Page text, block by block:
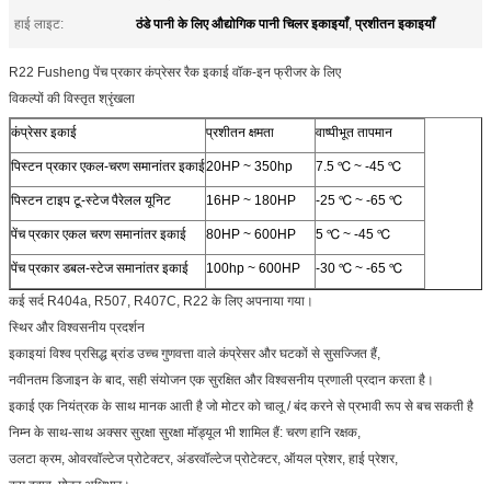
हाई लाइट:
ठंडे पानी के लिए औद्योगिक पानी चिलर इकाइयाँ,प्रशीतन इकाइयाँ
R22 Fusheng पेंच प्रकार कंप्रेसर रैक इकाई वॉक-इन फ्रीजर के लिए
विकल्पों की विस्तृत श्रृंखला
कंप्रेसर इकाई प्रशीतन क्षमता वाष्पीभूत तापमान
पिस्टन प्रकार एकल-चरण समानांतर इकाई20HP ~ 350hp 7.5 ℃ ~ -45 ℃
पिस्टन टाइप टू-स्टेज पैरेलल यूनिट 16HP ~ 180HP -25 ℃ ~ -65 ℃
पेंच प्रकार एकल चरण समानांतर इकाई 80HP ~ 600HP 5 ℃ ~ -45 ℃
पेंच प्रकार डबल-स्टेज समानांतर इकाई 100hp ~ 600HP -30 ℃ ~ -65 ℃
कई सर्द R404a, R507, R407C, R22 के लिए अपनाया गया।
स्थिर और विश्वसनीय प्रदर्शन
इकाइयां विश्व प्रसिद्ध ब्रांड उच्च गुणवत्ता वाले कंप्रेसर और घटकों से सुसज्जित हैं,
नवीनतम डिजाइन के बाद, सही संयोजन एक सुरक्षित और विश्वसनीय प्रणाली प्रदान करता है।
इकाई एक नियंत्रक के साथ मानक आती है जो मोटर को चालू / बंद करने से प्रभावी रूप से बच सकती है
निम्न के साथ-साथ अक्सर सुरक्षा सुरक्षा मॉड्यूल भी शामिल हैं: चरण हानि रक्षक,
उलटा क्रम, ओवरवॉल्टेज प्रोटेक्टर, अंडरवॉल्टेज प्रोटेक्टर, ऑयल प्रेशर, हाई प्रेशर,